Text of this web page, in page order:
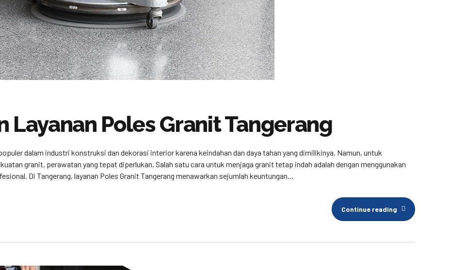
Layanan Poles Granit Tangerang
dalam industri konstruksi dan dekorasi interior karena keindahan dan daya tahan yang dimilikinya. Namun, untuk
granit, perawatan yang tepat diperlukan. Salah satu cara untuk menjaga granit tetap indah adalah dengan menggunakan
Di Tangerang, layanan Poles Granit Tangerang menawarkan sejumlah keuntungan...
Continue reading